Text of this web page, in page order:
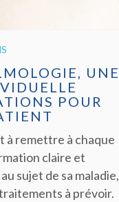
UNE
POUR
à remettre à chaque
claire et
sujet de sa maladie,
à prévoir.